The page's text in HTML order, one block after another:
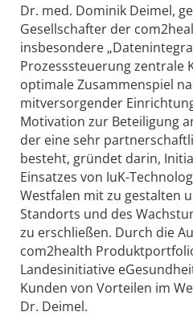
Dr. med. Dominik Deimel,
Gesellschafter der
insbesondere
Prozesssteuerung zentrale
optimale Zusammenspiel
mitversorgender
Motivation zur Beteiligung
der eine sehr
besteht, gründet darin,
Einsatzes von IuK-
Westfalen mit zu gestalten
Standorts und des
zu erschließen. Durch die
com2health
Landesinitiative
Kunden von Vorteilen im
Dr. Deimel.